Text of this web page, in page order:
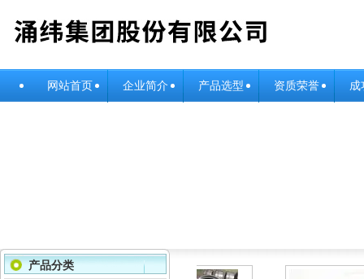
网站首页 企业简介 产品选型 资质荣誉 成
产品分类